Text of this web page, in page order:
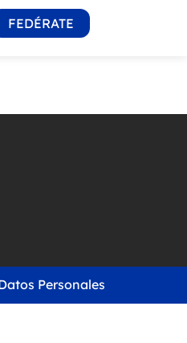
FEDÉRATE
Personales